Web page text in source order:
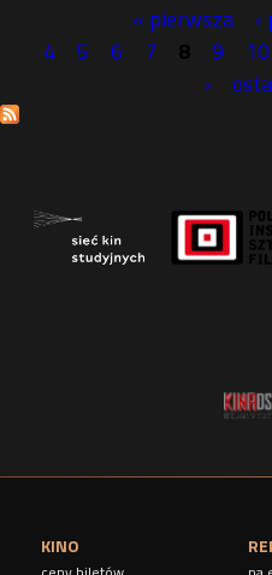
t
« pierwsza
4
5 6 7 8 9 10
›
KINO